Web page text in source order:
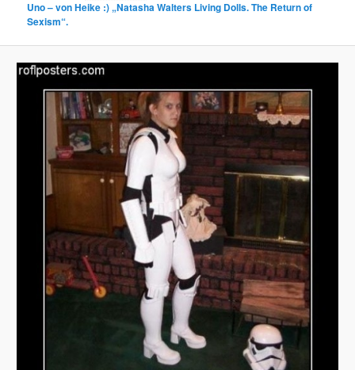
Uno – von Heike :) „Natasha Walters Living Dolls. The Return of
Sexism“.